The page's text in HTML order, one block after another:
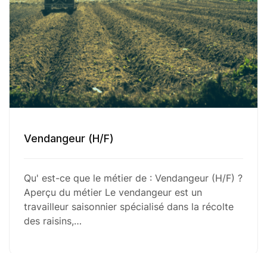
Vendangeur (H/F)
Qu' est-ce que le métier de : Vendangeur (H/F) ?
Aperçu du métier Le vendangeur est un
travailleur saisonnier spécialisé dans la récolte
des raisins,…